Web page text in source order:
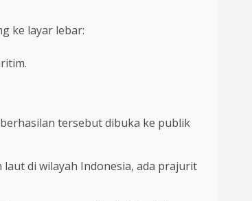
ke layar lebar:
tersebut dibuka ke publik
di wilayah Indonesia, ada prajurit